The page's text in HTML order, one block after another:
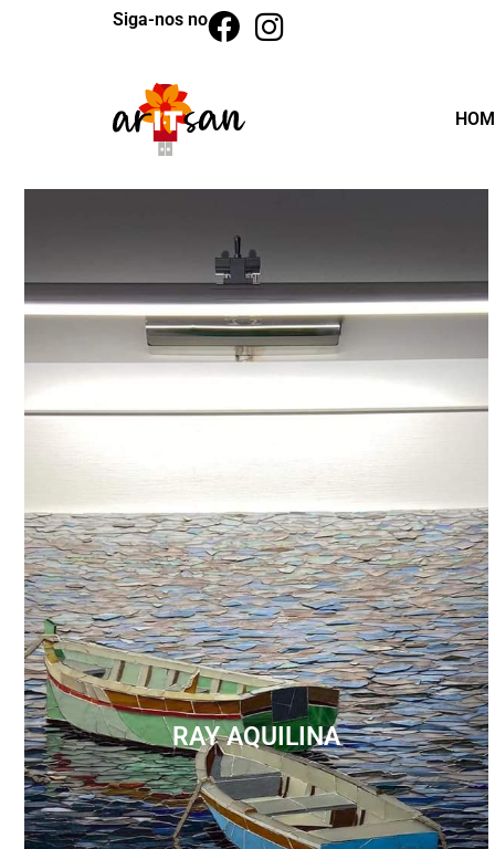
Siga-nos no
MANDY NASH